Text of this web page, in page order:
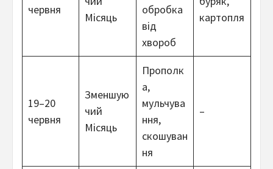
червня
Місяць
обробка
від
хвороб
картопля
19–20
червня
Зменшую
чий
Місяць
Прополк
а,
мульчува
ння,
скошуван
ня
–